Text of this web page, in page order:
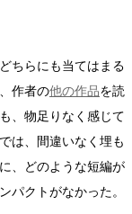
ちらにも当てはまる
作者の他の作品を読
、物足りなく感じて
は、間違いなく埋も
、どのような短編が
パクトがなかった。